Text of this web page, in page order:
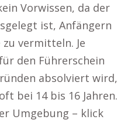
Vorwissen, da der
ist, Anfängern
vermitteln. Je
den Führerschein
absolviert wird,
bei 14 bis 16 Jahren.
Umgebung – klick